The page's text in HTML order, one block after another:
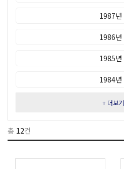
1987년
1986년
1985년
1984년
+ 더보기
총 12건